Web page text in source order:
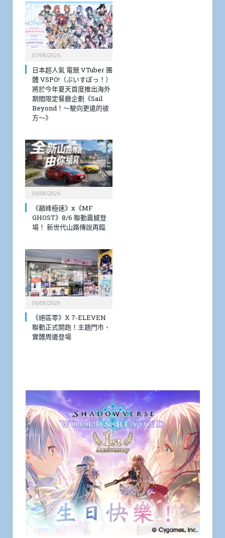
07/08/2026
日本超人氣 電競 VTuber 團
體 VSPO!（ぶいすぽっ！）
將於今年夏天首度推出海外
期間限定餐廳企劃《Sail
Beyond！～駛向更遠的彼
方～》
06/08/2026
《巔峰極速》x《MF
GHOST》8/6 聯動震撼登
場！ 新世代山路傳說再臨
06/08/2026
《絕區零》X 7-ELEVEN
聯動正式開跑！主題門市、
實體周邊登場